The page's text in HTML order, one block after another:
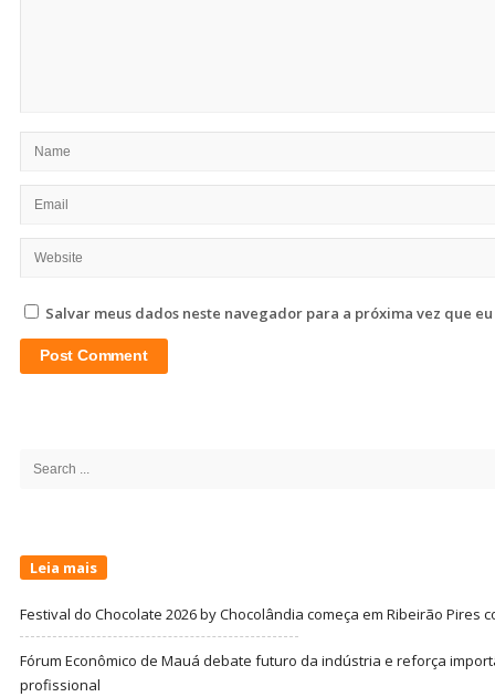
Salvar meus dados neste navegador para a próxima vez que
Search
Leia mais
Festival do Chocolate 2026 by Chocolândia começa em Ribeirão Pires
Fórum Econômico de Mauá debate futuro da indústria e reforça
profissional